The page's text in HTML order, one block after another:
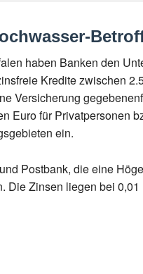
haben Banken den
Kredite zwischen
Versicherung
Euro für Privatpersonen
ein.
Postbank, die eine
Die Zinsen liegen bei 0,01